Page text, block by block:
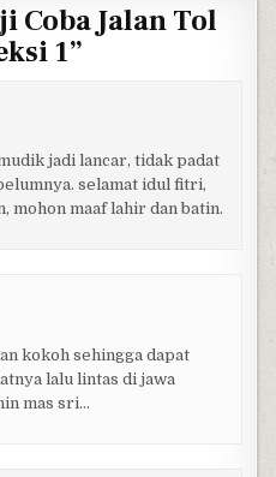
Coba Jalan Tol
1”
jadi lancar, tidak padat
selamat idul fitri,
mohon maaf lahir dan batin.
kokoh sehingga dapat
lalu lintas di jawa
mas sri…